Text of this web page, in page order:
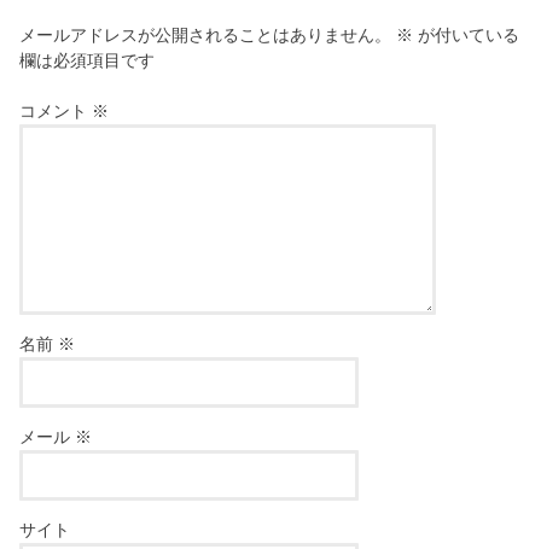
メールアドレスが公開されることはありません。 ※ が付いている
欄は必須項目です
コメント ※
名前 ※
メール ※
サイト